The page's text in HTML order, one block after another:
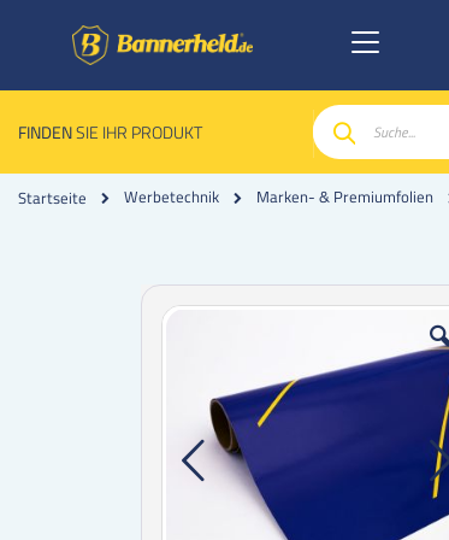
FINDENSIE IHR PRODUKT
Suche
Startseite Werbetechnik Marken- & Premiumfolien
Zum
springen